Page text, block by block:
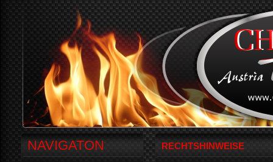
RECHTSHINWEISE
NAVIGATON